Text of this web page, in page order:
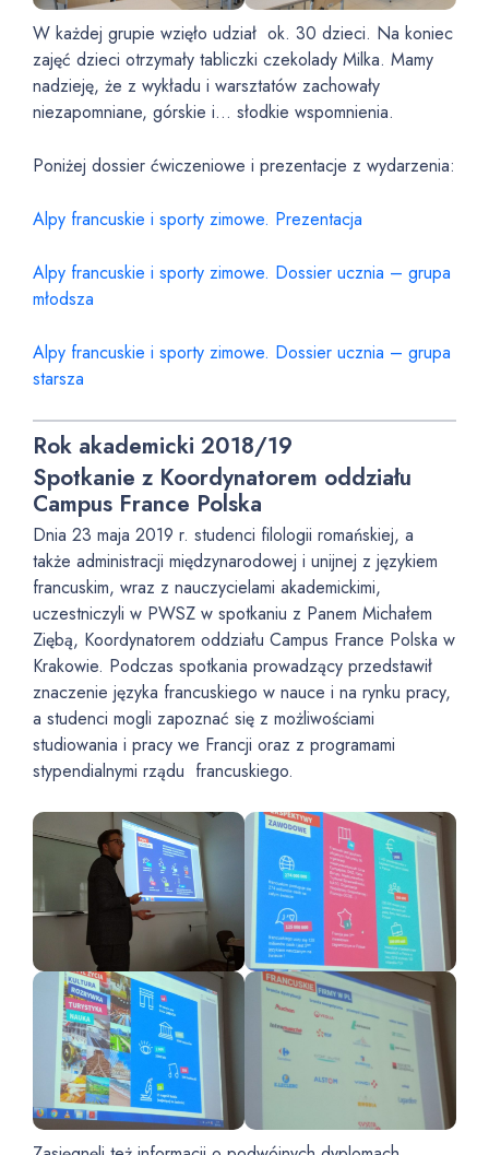
W każdej grupie wzięło udział ok. 30 dzieci. Na koniec
zajęć dzieci otrzymały tabliczki czekolady Milka. Mamy
nadzieję, że z wykładu i warsztatów zachowały
niezapomniane, górskie i… słodkie wspomnienia.
Poniżej dossier ćwiczeniowe i prezentacje z wydarzenia:
Alpy francuskie i sporty zimowe. Prezentacja
Alpy francuskie i sporty zimowe. Dossier ucznia – grupa
młodsza
Alpy francuskie i sporty zimowe. Dossier ucznia – grupa
starsza
Rok akademicki 2018/19
Spotkanie z Koordynatorem oddziału
Campus France Polska
Dnia 23 maja 2019 r. studenci filologii romańskiej, a
także administracji międzynarodowej i unijnej z językiem
francuskim, wraz z nauczycielami akademickimi,
uczestniczyli w PWSZ w spotkaniu z Panem Michałem
Ziębą, Koordynatorem oddziału Campus France Polska w
Krakowie. Podczas spotkania prowadzący przedstawił
znaczenie języka francuskiego w nauce i na rynku pracy,
a studenci mogli zapoznać się z możliwościami
studiowania i pracy we Francji oraz z programami
stypendialnymi rządu francuskiego.